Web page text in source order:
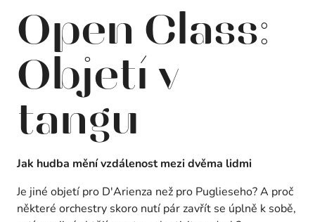
Open Class:
Objetí v
tangu
Jak hudba mění vzdálenost mezi dvěma lidmi
Je jiné objetí pro D'Arienza než pro Puglieseho? A proč
některé orchestry skoro nutí pár zavřít se úplně k sobě,